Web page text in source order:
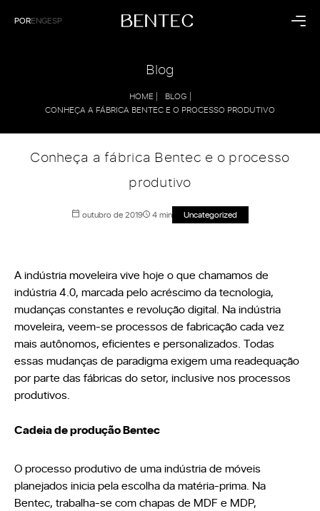
PORENGESP
Corporativo
Hospitalidade
Empresarial
A Bentec
Tecnologia
Contato
Seja um Lojista
Arquitetos
Solicite seu Projeto
Trabalhe Conosco
Área do Lojista
Canal de Denúncia
Relatório de Transparência Salarial
Blog
HOME |
BLOG |
CONHEÇA A FÁBRICA BENTEC E O PROCESSO PRODUTIVO
Conheça a fábrica Bentec e o processo
produtivo
outubro de 2019 4 min Uncategorized
A indústria moveleira vive hoje o que chamamos de
indústria 4.0, marcada pelo acréscimo da tecnologia,
mudanças constantes e revolução digital. Na indústria
moveleira, veem-se processos de fabricação cada vez
mais autônomos, eficientes e personalizados. Todas
essas mudanças de paradigma exigem uma readequação
por parte das fábricas do setor, inclusive nos processos
produtivos.
Cadeia de produção Bentec
O processo produtivo de uma indústria de móveis
planejados inicia pela escolha da matéria-prima. Na
Bentec, trabalha-se com chapas de MDF e MDP,